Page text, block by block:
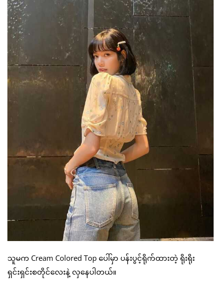
သူမက Cream Colored Top ပေါ်မှာ ပန်းပွင့်ရိုက်ထားတဲ့ ရိုးရိုး
ရှင်းရှင်းစတိုင်လေးနဲ့ လှနေပါတယ်။